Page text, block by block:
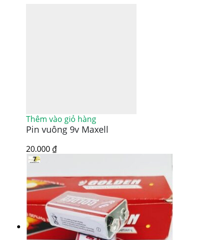
Thêm vào giỏ hàng
Pin vuông 9v Maxell
20.000 ₫